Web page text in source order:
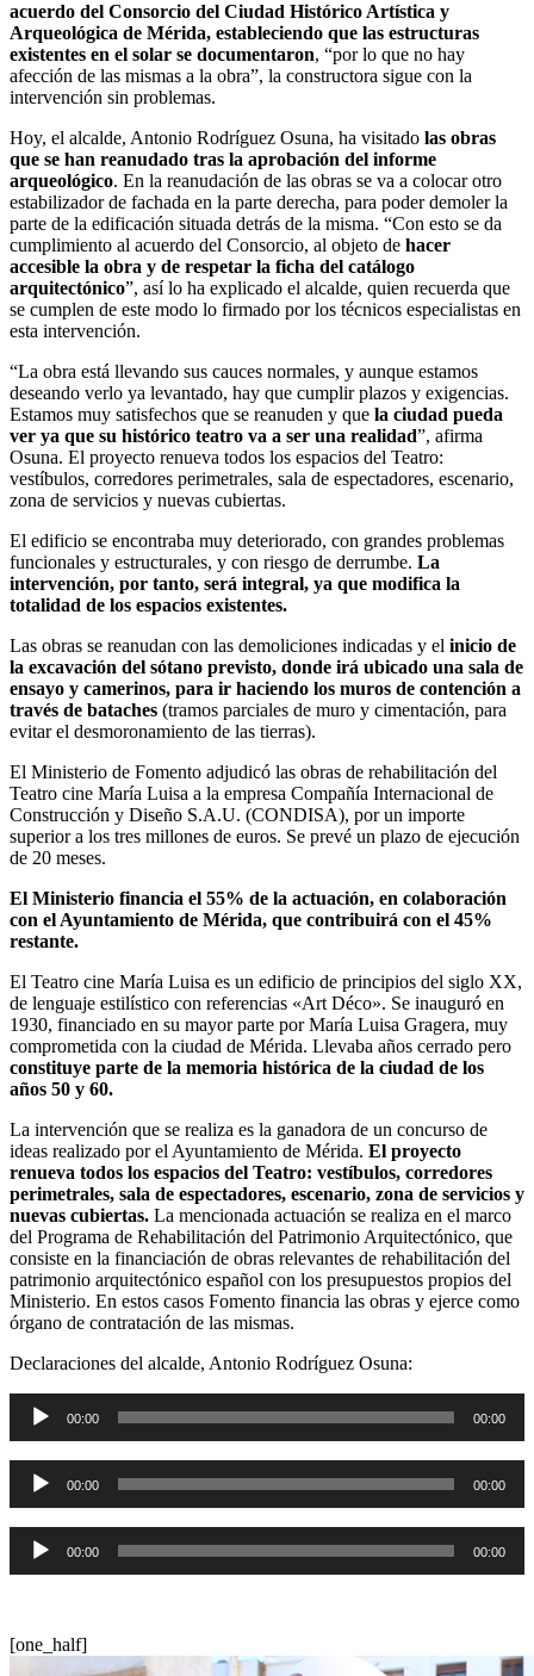
acuerdo del Consorcio del Ciudad Histórico Artística y
Arqueológica de Mérida, estableciendo que las estructuras
existentes en el solar se documentaron, “por lo que no hay
afección de las mismas a la obra”, la constructora sigue con la
intervención sin problemas.
Hoy, el alcalde, Antonio Rodríguez Osuna, ha visitado las obras
que se han reanudado tras la aprobación del informe
arqueológico. En la reanudación de las obras se va a colocar otro
estabilizador de fachada en la parte derecha, para poder demoler la
parte de la edificación situada detrás de la misma. “Con esto se da
cumplimiento al acuerdo del Consorcio, al objeto de hacer
accesible la obra y de respetar la ficha del catálogo
arquitectónico”, así lo ha explicado el alcalde, quien recuerda que
se cumplen de este modo lo firmado por los técnicos especialistas en
esta intervención.
“La obra está llevando sus cauces normales, y aunque estamos
deseando verlo ya levantado, hay que cumplir plazos y exigencias.
Estamos muy satisfechos que se reanuden y que la ciudad pueda
ver ya que su histórico teatro va a ser una realidad”, afirma
Osuna. El proyecto renueva todos los espacios del Teatro:
vestíbulos, corredores perimetrales, sala de espectadores, escenario,
zona de servicios y nuevas cubiertas.
El edificio se encontraba muy deteriorado, con grandes problemas
funcionales y estructurales, y con riesgo de derrumbe. La
intervención, por tanto, será integral, ya que modifica la
totalidad de los espacios existentes.
Las obras se reanudan con las demoliciones indicadas y el inicio de
la excavación del sótano previsto, donde irá ubicado una sala de
ensayo y camerinos, para ir haciendo los muros de contención a
través de bataches (tramos parciales de muro y cimentación, para
evitar el desmoronamiento de las tierras).
El Ministerio de Fomento adjudicó las obras de rehabilitación del
Teatro cine María Luisa a la empresa Compañía Internacional de
Construcción y Diseño S.A.U. (CONDISA), por un importe
superior a los tres millones de euros. Se prevé un plazo de ejecución
de 20 meses.
El Ministerio financia el 55% de la actuación, en colaboración
con el Ayuntamiento de Mérida, que contribuirá con el 45%
restante.
El Teatro cine María Luisa es un edificio de principios del siglo XX,
de lenguaje estilístico con referencias «Art Déco». Se inauguró en
1930, financiado en su mayor parte por María Luisa Gragera, muy
comprometida con la ciudad de Mérida. Llevaba años cerrado pero
constituye parte de la memoria histórica de la ciudad de los
años 50 y 60.
La intervención que se realiza es la ganadora de un concurso de
ideas realizado por el Ayuntamiento de Mérida. El proyecto
renueva todos los espacios del Teatro: vestíbulos, corredores
perimetrales, sala de espectadores, escenario, zona de servicios y
nuevas cubiertas. La mencionada actuación se realiza en el marco
del Programa de Rehabilitación del Patrimonio Arquitectónico, que
consiste en la financiación de obras relevantes de rehabilitación del
patrimonio arquitectónico español con los presupuestos propios del
Ministerio. En estos casos Fomento financia las obras y ejerce como
órgano de contratación de las mismas.
Declaraciones del alcalde, Antonio Rodríguez Osuna:
Reproductor
audio
00:00 00:00
Reproductor
audio
00:00 00:00
Reproductor
audio
00:00 00:00
[one_half]